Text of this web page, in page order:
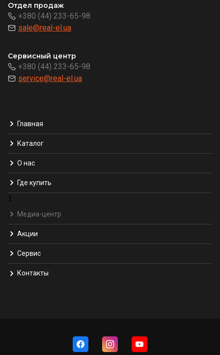
Отдел продаж
+380 (44) 233-65-98
sale@real-el.ua
Сервисный центр
+380 (44) 233-65-98
service@real-el.ua
Главная
Каталог
О нас
Где купить
1
Медиа-центр
Акции
Сервис
Контакты